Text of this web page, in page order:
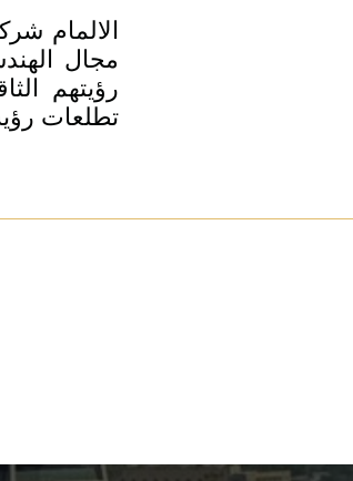
الالمام
مجال
رؤيتهم
تطلعات رؤية